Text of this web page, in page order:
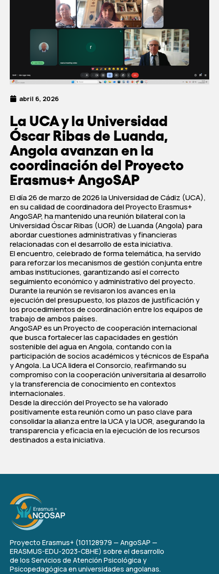
abril 6, 2026
La UCA y la Universidad
Óscar Ribas de Luanda,
Angola avanzan en la
coordinación del Proyecto
Erasmus+ AngoSAP
El día 26 de marzo de 2026 la Universidad de Cádiz (UCA),
en su calidad de coordinadora del Proyecto Erasmus+
AngoSAP, ha mantenido una reunión bilateral con la
Universidad Óscar Ribas (UOR) de Luanda (Angola) para
abordar cuestiones administrativas y financieras
relacionadas con el desarrollo de esta iniciativa.
El encuentro, celebrado de forma telemática, ha servido
para reforzar los mecanismos de gestión conjunta entre
ambas instituciones, garantizando así el correcto
seguimiento económico y administrativo del proyecto.
Durante la reunión se revisaron los avances en la
ejecución del presupuesto, los plazos de justificación y
los procedimientos de coordinación entre los equipos de
trabajo de ambos países.
AngoSAP es un Proyecto de cooperación internacional
que busca fortalecer las capacidades en gestión
sostenible del agua en Angola, contando con la
participación de socios académicos y técnicos de España
y Angola. La UCA lidera el Consorcio, reafirmando su
compromiso con la cooperación universitaria al desarrollo
y la transferencia de conocimiento en contextos
internacionales.
Desde la dirección del Proyecto se ha valorado
positivamente esta reunión como un paso clave para
consolidar la alianza entre la UCA y la UOR, asegurando la
transparencia y eficacia en la ejecución de los recursos
destinados a esta iniciativa.
Proyecto Erasmus+ (101128979 — AngoSAP —
ERASMUS-EDU-2023-CBHE) sobre el desarrollo
de los Servicios de Atención Psicológica y
Psicopedagógica en universidades angolanas.